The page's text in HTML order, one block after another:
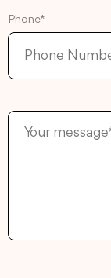
Phone*